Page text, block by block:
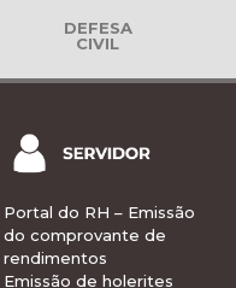
DEFESA
CIVIL
Portal do RH – Emissão
do comprovante de
rendimentos
Emissão de holerites